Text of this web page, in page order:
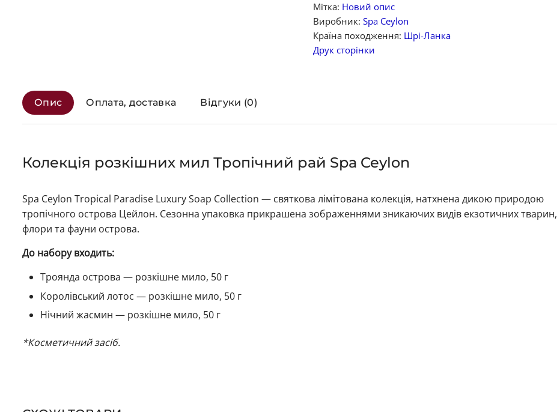
Мітка: Новий опис
Виробник: Spa Ceylon
Країна походження: Шрі-Ланка
Друк сторінки
Опис Оплата, доставка Відгуки (0)
Колекція розкішних мил Тропічний рай Spa Ceylon
Spa Ceylon Tropical Paradise Luxury Soap Collection — святкова лімітована колекція, натхнена дикою природою
тропічного острова Цейлон. Сезонна упаковка прикрашена зображеннями зникаючих видів екзотичних тварин,
флори та фауни острова.
До набору входить:
Троянда острова — розкішне мило, 50 г
Королівський лотос — розкішне мило, 50 г
Нічний жасмин — розкішне мило, 50 г
*Косметичний засіб.